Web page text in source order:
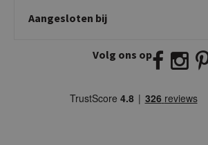
Twijnstraweg 2
info@kickcollection.nl
Aangesloten bij
Volg ons op